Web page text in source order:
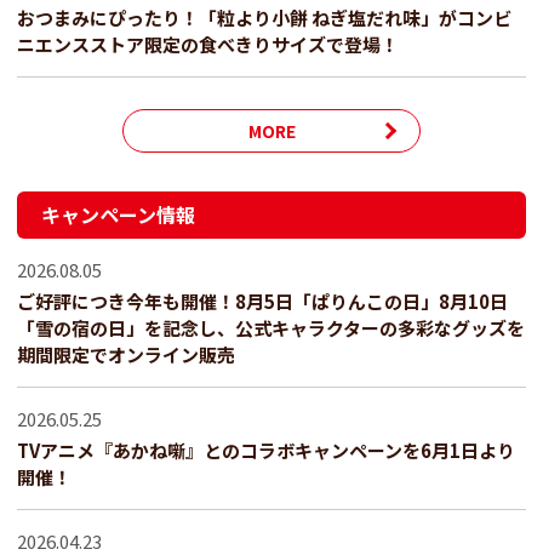
おつまみにぴったり！「粒より小餅 ねぎ塩だれ味」がコンビ
ニエンスストア限定の食べきりサイズで登場！
MORE
キャンペーン情報
2026.08.05
ご好評につき今年も開催！8月5日「ぱりんこの日」8月10日
「雪の宿の日」を記念し、公式キャラクターの多彩なグッズを
期間限定でオンライン販売
2026.05.25
TVアニメ『あかね噺』とのコラボキャンペーンを6月1日より
開催！
2026.04.23